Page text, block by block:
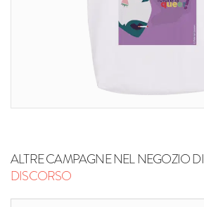
ALTRE CAMPAGNE NEL NEGOZIO DI
DISCORSO